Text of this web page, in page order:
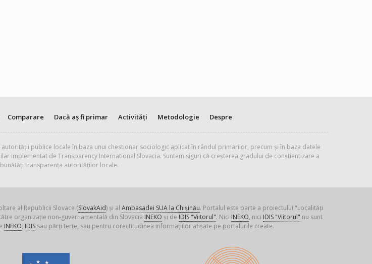
Comparare Dacă aș fi primar Activități Metodologie Despre
publice locale în baza unui chestionar sociologic aplicat în rândul primarilor, precum și în baza datele
implementat de Transparency International Slovacia. Suntem siguri că creșterea gradului de conștientizare a
transparența autorităților locale.
al Republicii Slovace (SlovakAid) și al Ambasadei SUA la Chișinău. Portalul este parte a proiectului "Localități
organizație non-guvernamentală din Slovacia INEKO și de IDIS "Viitorul". Nici INEKO, nici IDIS "Viitorul" nu sunt
INEKO, IDISsau părți terțe, sau pentru corectitudinea informațiilor afișate pe portalurile create.